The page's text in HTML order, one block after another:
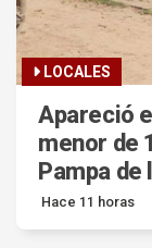
LOCALES
Apareció
menor de
Pampa de
Hace 11 horas